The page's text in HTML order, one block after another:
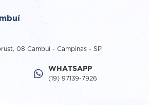
08 Cambuí - Campinas - SP
WHATSAPP
(19) 97139-7926